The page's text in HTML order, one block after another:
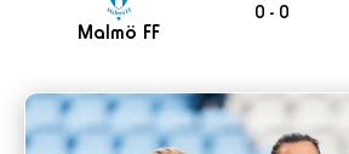
Malmö FF
0 - 0